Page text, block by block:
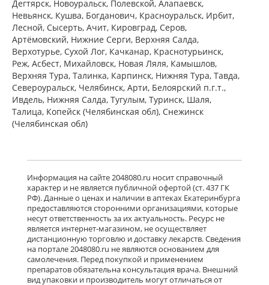
Венарус (табл. п. плен. о. 50 мг+450
мг № 30) Алиум АО (Московская
обл,.рп. Оболенск) Россия
есть в 455 аптеках
от 890,00 до 1 980,00
Венарус (табл. п. плен. о. 50 мг+450
мг № 60) Алиум АО (Московская
обл,.рп. Оболенск) Россия
есть в 424 аптеках
от 1 328,90 до 2 395,00
Детралекс (табл. п. плен. о. 1000 мг
№ 60) Лаборатории Сервье
Индастри Франция Сервье РУС ООО
Россия
есть в 667 аптеках
от 2 746,00 до 4 170,00
Флебавен (табл. п. плен. о. 500 мг №
32) КРКА-Рус ООО Россия
есть в 25 аптеках
от 865,00 до 1 566,00
Дегтярск, Новоуральск, Полевской, Алапаевск,
Невьянск, Кушва, Богданович, Красноуральск, Ирбит,
Лесной, Сысерть, Ачит, Кировград, Серов,
Артёмовский, Нижние Cерги, Верхняя Салда,
Верхотурье, Сухой Лог, Качканар, Краснотурьинск,
Реж, Асбест, Михайловск, Новая Ляля, Камышлов,
Верхняя Тура, Талинка, Карпинск, Нижняя Тура, Тавда,
Североуральск, Челябинск, Арти, Белоярский п.г.т.,
Ивдель, Нижняя Салда, Тугулым, Туринск, Шаля,
Талица, Копейск (Челябинская обл), Снежинск
(Челябинская обл)
Информация на сайте 2048080.ru носит справочный
характер и не является публичной офертой (ст. 437 ГК
РФ). Данные о ценах и наличии в аптеках Екатеринбурга
предоставляются сторонними организациями, которые
несут ответственность за их актуальность. Ресурс не
является интернет-магазином, не осуществляет
дистанционную торговлю и доставку лекарств. Сведения
на портале 2048080.ru не являются основанием для
самолечения. Перед покупкой и применением
препаратов обязательна консультация врача. Внешний
вид упаковки и производитель могут отличаться от